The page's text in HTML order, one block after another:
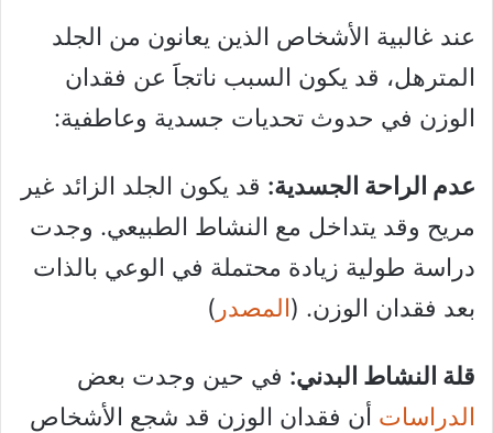
عند غالبية الأشخاص الذين يعانون من الجلد
المترهل، قد يكون السبب ناتجاََ عن فقدان
الوزن في حدوث تحديات جسدية وعاطفية:
عدم الراحة الجسدية: قد يكون الجلد الزائد غير
مريح وقد يتداخل مع النشاط الطبيعي. وجدت
دراسة طولية زيادة محتملة في الوعي بالذات
بعد فقدان الوزن. (المصدر )
قلة النشاط البدني: في حين وجدت بعض
الدراسات أن فقدان الوزن قد شجع الأشخاص